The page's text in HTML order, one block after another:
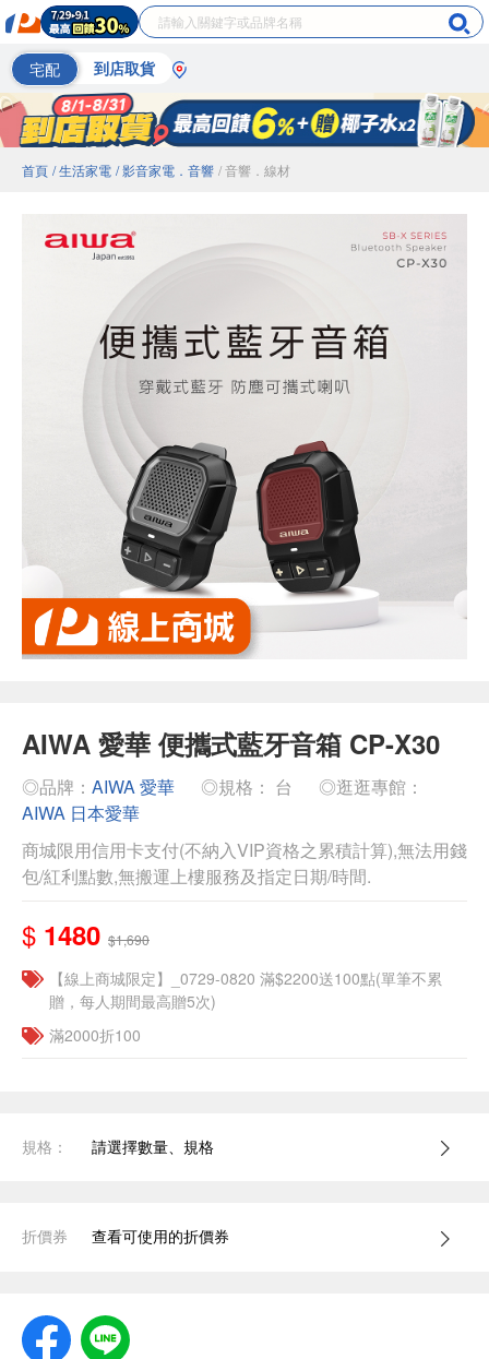
宅配 到店取貨
首頁 / 生活家電 / 影音家電．音響 / 音響．線材
AIWA 愛華 便攜式藍牙音箱 CP-X30
◎品牌： AIWA 愛華 ◎規格： 台
◎逛逛專館：
AIWA 日本愛華
商城限用信用卡支付(不納入VIP資格之累積計算),無法用錢
包/紅利點數,無搬運上樓服務及指定日期/時間.
$ 1480 $1,690
【線上商城限定】_0729-0820 滿$2200送100點(單筆不累
贈，每人期間最高贈5次)
滿2000折100
規格： 請選擇數量、規格
折價券 查看可使用的折價券